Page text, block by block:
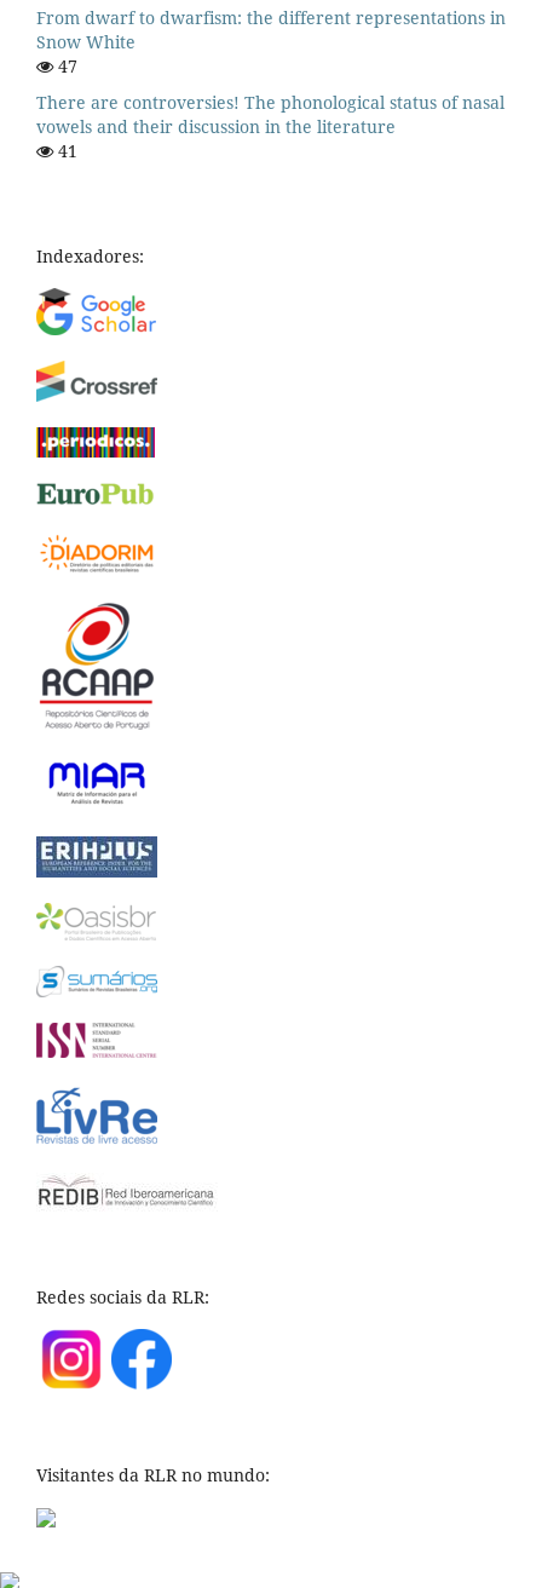
From dwarf to dwarfism: the different representations in
Snow White
47
There are controversies! The phonological status of nasal
vowels and their discussion in the literature
41
Indexadores:
Redes sociais da RLR:
Visitantes da RLR no mundo: